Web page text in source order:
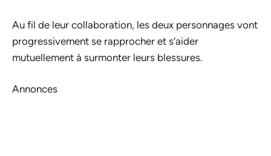
Au fil de leur collaboration, les deux personnages vont
progressivement se rapprocher et s’aider
mutuellement à surmonter leurs blessures.
Annonces